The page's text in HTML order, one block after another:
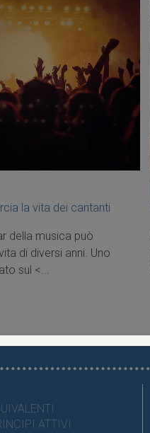
la vita dei cantanti
della musica può
di diversi anni. Uno
sul <...
ATTIVI